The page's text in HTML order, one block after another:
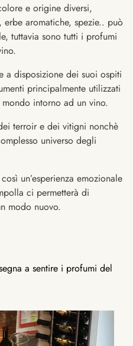
e origine diversi,
aromatiche, spezie.. può
tuttavia sono tutti i profumi
a disposizione dei suoi ospiti
principalmente utilizzati
intorno ad un vino.
terroir e dei vitigni nonchè
universo degli
un’esperienza emozionale
ci permetterà di
modo nuovo.
a sentire i profumi del